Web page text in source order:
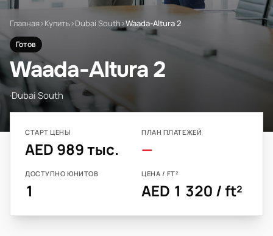
Главная›Купить›Dubai South›Waada-Altura 2
Готов
Waada-Altura 2
·Dubai South
СТАРТ ЦЕНЫ
AED 989 тыс.
ПЛАН ПЛАТЕЖЕЙ
—
ДОСТУПНО ЮНИТОВ
1
ЦЕНА / FT²
AED 1 320 / ft²